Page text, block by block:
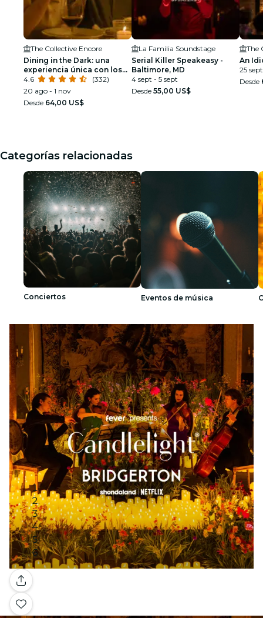
The Collective Encore
Dining in the Dark: una
experiencia única con los
ojos vendados
4.6
(332)
20 ago - 1 nov
Desde 64,00 US$
La Familia Soundstage
Serial Killer Speakeasy -
Baltimore, MD
4 sept - 5 sept
Desde 55,00 US$
The
An
25
Desde
Categorías relacionadas
Conciertos Eventos de música
Galería